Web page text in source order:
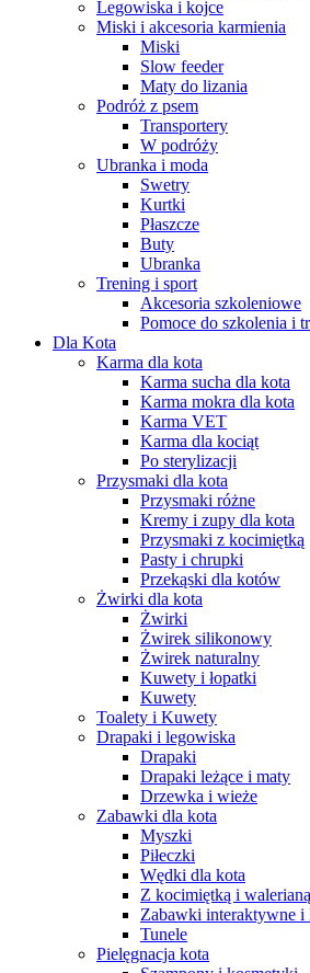
Legowiska i kojce
Miski i akcesoria karmienia
Miski
Slow feeder
Maty do lizania
Podróż z psem
Transportery
W podróży
Ubranka i moda
Swetry
Kurtki
Płaszcze
Buty
Ubranka
Trening i sport
Akcesoria szkoleniowe
Pomoce do szkolenia i
Dla Kota
Karma dla kota
Karma sucha dla kota
Karma mokra dla kota
Karma VET
Karma dla kociąt
Po sterylizacji
Przysmaki dla kota
Przysmaki różne
Kremy i zupy dla kota
Przysmaki z kocimiętką
Pasty i chrupki
Przekąski dla kotów
Żwirki dla kota
Żwirki
Żwirek silikonowy
Żwirek naturalny
Kuwety i łopatki
Kuwety
Toalety i Kuwety
Drapaki i legowiska
Drapaki
Drapaki leżące i maty
Drzewka i wieże
Zabawki dla kota
Myszki
Piłeczki
Wędki dla kota
Z kocimiętką i walerianą
Zabawki interaktywne i
Tunele
Pielęgnacja kota